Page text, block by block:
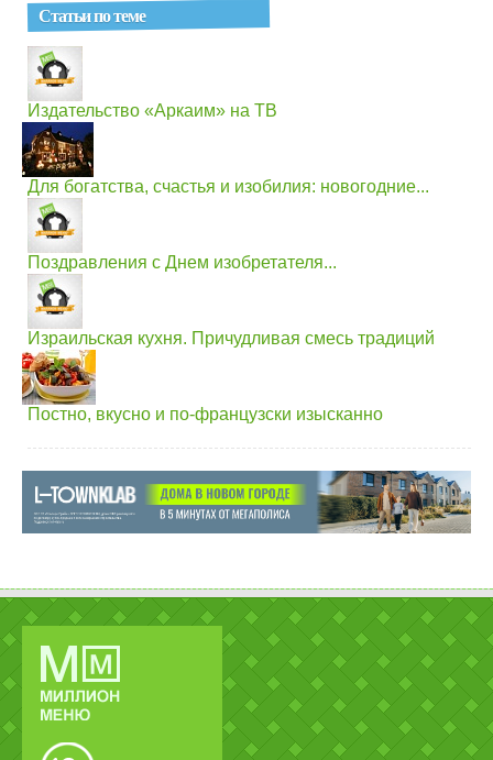
Статьи по теме
Издательство «Аркаим» на ТВ
Для богатства, счастья и изобилия: новогодние...
Поздравления с Днем изобретателя...
Израильская кухня. Причудливая смесь традиций
Постно, вкусно и по-французски изысканно